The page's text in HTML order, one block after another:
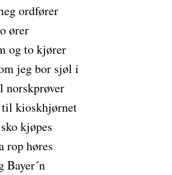
ordfører
ører
og to kjører
jeg bor sjøl i
norskprøver
til kioskhjørnet
kjøpes
rop høres
Bayer´n